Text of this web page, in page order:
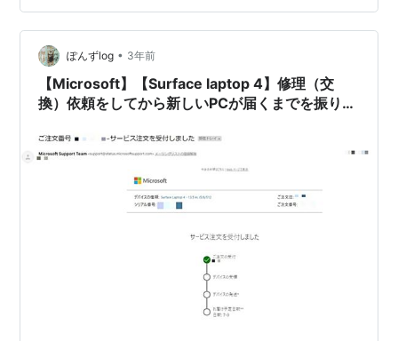
（ように見えます）。私自身、HHKB professional
HYBRID Type-Sを利用していますが、HHKBファンとし
ては気になる一品…
ぽんずlog • 3年前
【Microsoft】【Surface laptop 4】修理（交
換）依頼をしてから新しいPCが届くまでを振り返